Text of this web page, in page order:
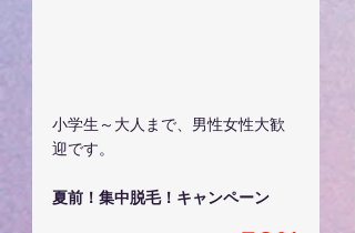
小学生～大人まで、男性女性大歓
迎です。
夏前！集中脱毛！キャンペーン